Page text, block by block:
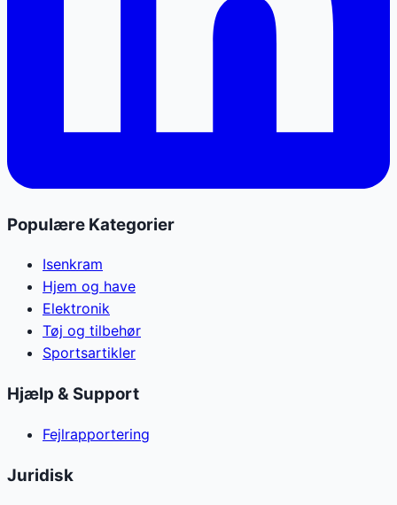
Populære Kategorier
Isenkram
Hjem og have
Elektronik
Tøj og tilbehør
Sportsartikler
Hjælp & Support
Fejlrapportering
Juridisk